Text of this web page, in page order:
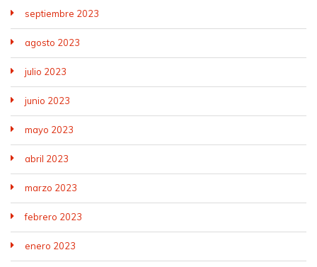
septiembre 2023
agosto 2023
julio 2023
junio 2023
mayo 2023
abril 2023
marzo 2023
febrero 2023
enero 2023